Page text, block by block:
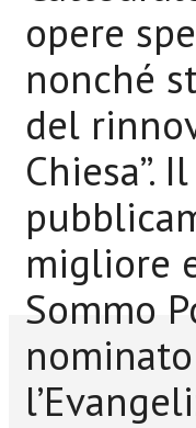
opere
nonché
del
Chiesa”.
migliore
Sommo